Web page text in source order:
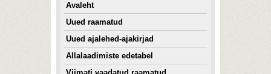
Avaleht
Uued raamatud
Uued ajalehed-ajakirjad
Allalaadimiste edetabel